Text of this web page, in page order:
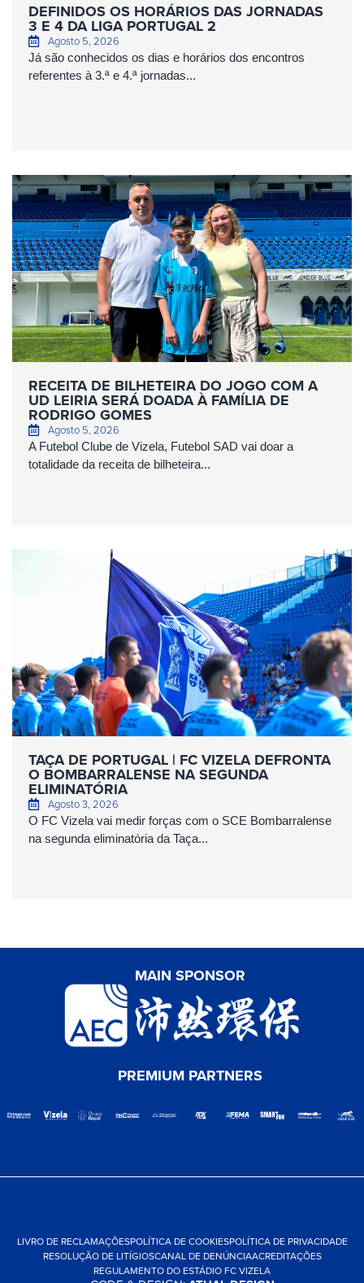
DEFINIDOS OS HORÁRIOS DAS JORNADAS
3 E 4 DA LIGA PORTUGAL 2
Agosto 5, 2026
Já são conhecidos os dias e horários dos encontros
referentes à 3.ª e 4.ª jornadas...
RECEITA DE BILHETEIRA DO JOGO COM A
UD LEIRIA SERÁ DOADA À FAMÍLIA DE
RODRIGO GOMES
Agosto 5, 2026
A Futebol Clube de Vizela, Futebol SAD vai doar a
totalidade da receita de bilheteira...
TAÇA DE PORTUGAL | FC VIZELA DEFRONTA
O BOMBARRALENSE NA SEGUNDA
ELIMINATÓRIA
Agosto 3, 2026
O FC Vizela vai medir forças com o SCE Bombarralense
na segunda eliminatória da Taça...
MAIN SPONSOR
PREMIUM PARTNERS
LIVRO DE RECLAMAÇÕESPOLÍTICA DE COOKIESPOLÍTICA DE PRIVACIDADE
RESOLUÇÃO DE LITÍGIOSCANAL DE DENÚNCIAACREDITAÇÕES
REGULAMENTO DO ESTÁDIO FC VIZELA